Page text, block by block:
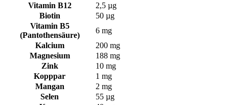
Vitamin B12
2,5 µg
Biotin
50 µg
Vitamin B5
(Pantothensäure)
6 mg
Kalcium
200 mg
Magnesium
188 mg
Zink
10 mg
Kopppar
1 mg
Mangan
2 mg
Selen
55 µg